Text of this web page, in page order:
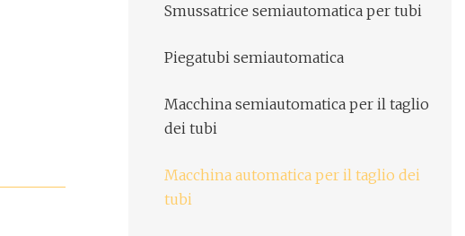
Smussatrice semiautomatica per tubi
Piegatubi semiautomatica
Macchina semiautomatica per il taglio
dei tubi
Macchina automatica per il taglio dei
tubi